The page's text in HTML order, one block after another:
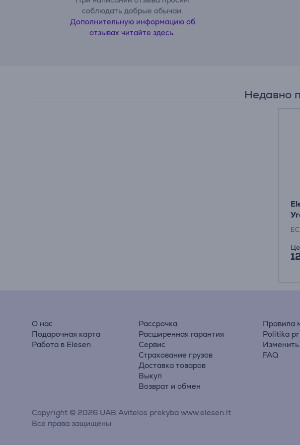
соблюдать добрые обычаи.
Дополнительную информацию об
отзывах читайте здесь.
Недавно
О нас
Подарочная карта
Работа в Elesen
Рассрочка
Расширенная гарантия
Сервис
Страхование грузов
Доставка товаров
Выкуп
Возврат и обмен
Правила
Politika
FAQ
Copyright © 2026 UAB Avitelos prekyba www.elesen.lt
Все права защищены.